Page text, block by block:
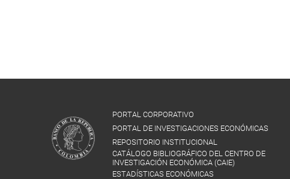
PORTAL CORPORATIVO
PORTAL DE INVESTIGACIONES ECONÓMICAS
REPOSITORIO INSTITUCIONAL
CATÁLOGO BIBLIOGRÁFICO DEL CENTRO DE
INVESTIGACIÓN ECONÓMICA (CAIE)
ESTADÍSTICAS ECONÓMICAS